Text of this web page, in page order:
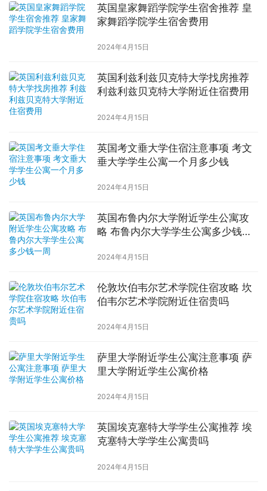
英国皇家舞蹈学院学生宿舍推荐 皇
家舞蹈学院学生宿舍费用
2024年4月15日
英国利兹利兹贝克特大学找房推荐
利兹利兹贝克特大学附近住宿费用
2024年4月15日
英国考文垂大学住宿注意事项 考文
垂大学学生公寓一个月多少钱
2024年4月15日
英国布鲁内尔大学附近学生公寓攻
略 布鲁内尔大学学生公寓多少钱一
2024年4月15日
伦敦坎伯韦尔艺术学院住宿攻略 坎
伯韦尔艺术学院附近住宿贵吗
2024年4月15日
萨里大学附近学生公寓注意事项 萨
里大学附近学生公寓价格
2024年4月15日
英国埃克塞特大学学生公寓推荐 埃
克塞特大学学生公寓贵吗
2024年4月15日